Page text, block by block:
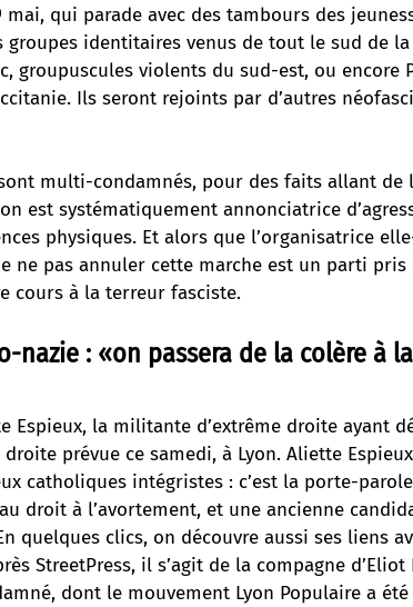
qui parade avec des tambours des
identitaires venus de tout le sud de la
groupuscules violents du sud-est, ou encore
Ils seront rejoints par d’autres
multi-condamnés, pour des faits allant de
est systématiquement annonciatrice
physiques. Et alors que l’organisatrice
ne pas annuler cette marche est un parti
cours à la terreur fasciste.
nazie : «on passera de la colère à la
Espieux, la militante d’extrême droite ayant
prévue ce samedi, à Lyon. Aliette
catholiques intégristes : c’est la porte-
droit à l’avortement, et une ancienne
quelques clics, on découvre aussi ses liens
StreetPress, il s’agit de la compagne
dont le mouvement Lyon Populaire a